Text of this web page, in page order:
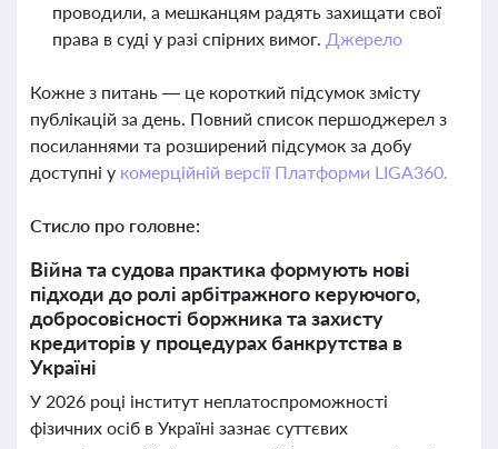
проводили, а мешканцям радять захищати свої
права в суді у разі спірних вимог. Джерело
Кожне з питань — це короткий підсумок змісту
публікацій за день. Повний список першоджерел з
посиланнями та розширений підсумок за добу
доступні у комерційній версії Платформи LIGA360.
Стисло про головне:
Війна та судова практика формують нові
підходи до ролі арбітражного керуючого,
добросовісності боржника та захисту
кредиторів у процедурах банкрутства в
Україні
У 2026 році інститут неплатоспроможності
фізичних осіб в Україні зазнає суттєвих